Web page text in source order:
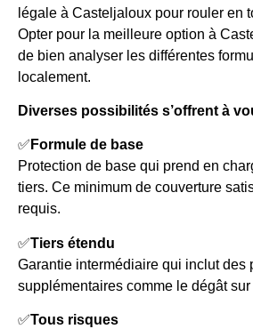
légale à Casteljaloux pour rouler en
Opter pour la meilleure option à
de bien analyser les différentes
localement.
Diverses possibilités s’offrent à
✅ Formule de base
Protection de base qui prend en
tiers. Ce minimum de couverture
requis.
✅Tiers étendu
Garantie intermédiaire qui inclut des
supplémentaires comme le dégât sur
✅Tous risques